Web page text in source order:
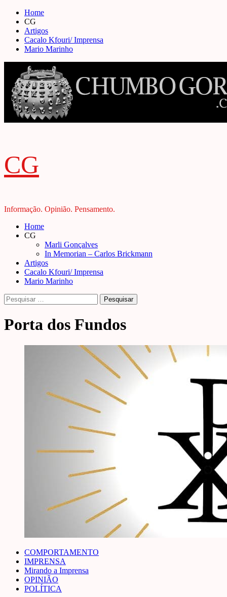
Skip
content
Home
CG
Artigos
Cacalo Kfouri/ Imprensa
Mario Marinho
CG
Informação. Opinião. Pensamento.
Primary
Menu
Home
CG
Marli Gonçalves
In Memorian – Carlos Brickmann
Artigos
Cacalo Kfouri/ Imprensa
Mario Marinho
Pesquisar
por:
Porta dos Fundos
COMPORTAMENTO
IMPRENSA
Mirando a Imprensa
OPINIÃO
POLÍTICA